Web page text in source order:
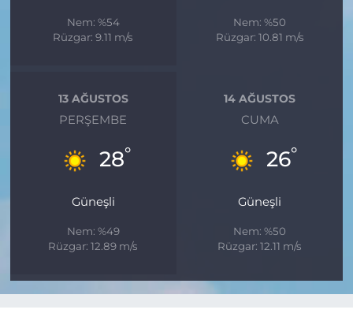
Nem: %54
Rüzgar: 9.11 m/s
Nem: %50
Rüzgar: 10.81 m/s
13 AĞUSTOS
PERŞEMBE
28°
Güneşli
Nem: %49
Rüzgar: 12.89 m/s
14 AĞUSTOS
CUMA
26°
Güneşli
Nem: %50
Rüzgar: 12.11 m/s